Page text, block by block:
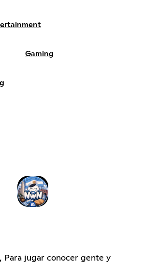
Gaming
Para jugar conocer gente y